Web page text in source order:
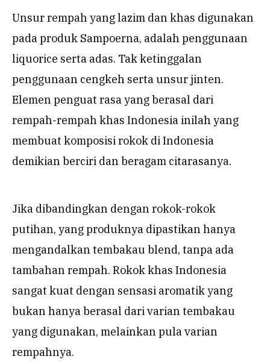
Unsur rempah yang lazim dan khas digunakan
pada produk Sampoerna, adalah penggunaan
liquorice serta adas. Tak ketinggalan
penggunaan cengkeh serta unsur jinten.
Elemen penguat rasa yang berasal dari
rempah-rempah khas Indonesia inilah yang
membuat komposisi rokok di Indonesia
demikian berciri dan beragam citarasanya.
Jika dibandingkan dengan rokok-rokok
putihan, yang produknya dipastikan hanya
mengandalkan tembakau blend, tanpa ada
tambahan rempah. Rokok khas Indonesia
sangat kuat dengan sensasi aromatik yang
bukan hanya berasal dari varian tembakau
yang digunakan, melainkan pula varian
rempahnya.